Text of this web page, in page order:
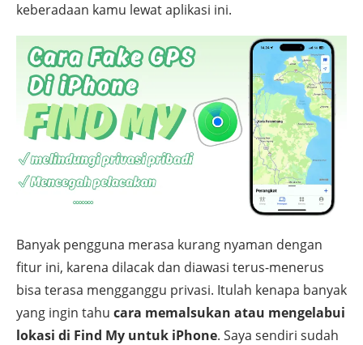
keberadaan kamu lewat aplikasi ini.
Banyak pengguna merasa kurang nyaman dengan
fitur ini, karena dilacak dan diawasi terus-menerus
bisa terasa mengganggu privasi. Itulah kenapa banyak
yang ingin tahu cara memalsukan atau mengelabui
lokasi di Find My untuk iPhone. Saya sendiri sudah